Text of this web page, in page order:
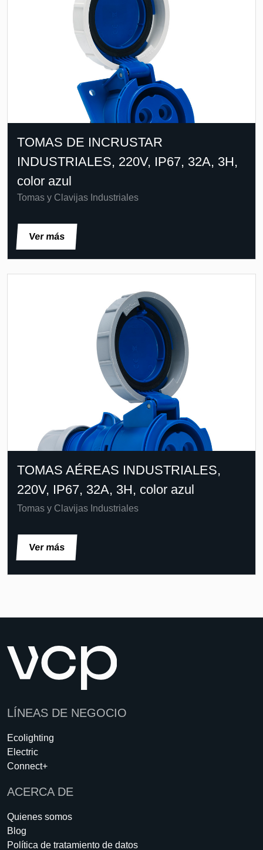
TOMAS DE INCRUSTAR
INDUSTRIALES, 220V, IP67, 32A, 3H,
color azul
Tomas y Clavijas Industriales
Ver más
TOMAS AÉREAS INDUSTRIALES,
220V, IP67, 32A, 3H, color azul
Tomas y Clavijas Industriales
Ver más
LÍNEAS DE NEGOCIO
Ecolighting
Electric
Connect+
ACERCA DE
Quienes somos
Blog
Política de tratamiento de datos